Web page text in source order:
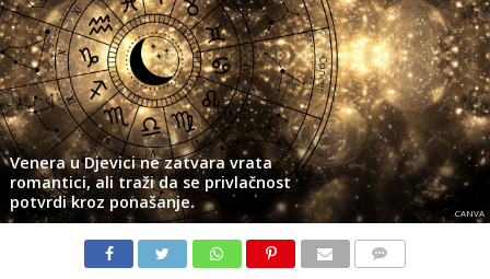
Venera u Djevici ne zatvara vrata
romantici, ali traži da se privlačnost
potvrdi kroz ponašanje.
CANVA